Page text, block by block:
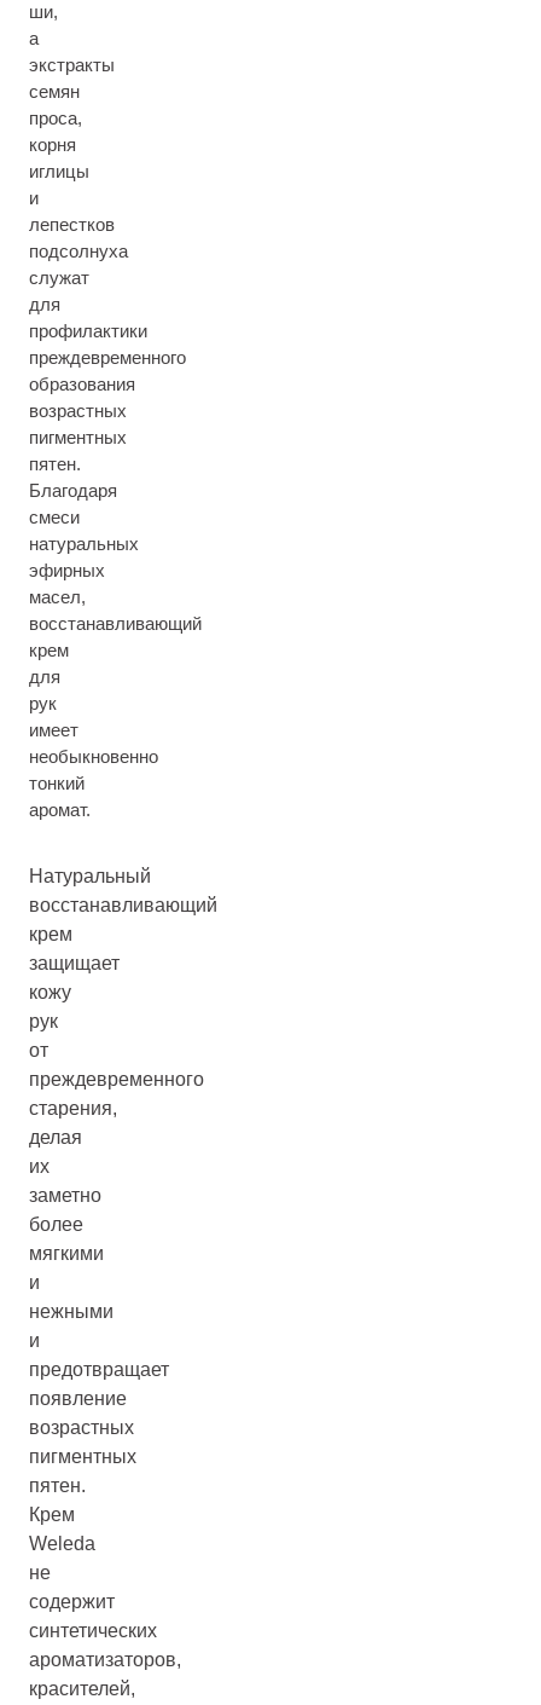
ши,
а
экстракты
семян
проса,
корня
иглицы
и
лепестков
подсолнуха
служат
для
профилактики
преждевременного
образования
возрастных
пигментных
пятен.
Благодаря
смеси
натуральных
эфирных
масел,
восстанавливающий
крем
для
рук
имеет
необыкновенно
тонкий
аромат.
Натуральный
восстанавливающий
крем
защищает
кожу
рук
от
преждевременного
старения,
делая
их
заметно
более
мягкими
и
нежными
и
предотвращает
появление
возрастных
пигментных
пятен.
Крем
Weleda
не
содержит
синтетических
ароматизаторов,
красителей,